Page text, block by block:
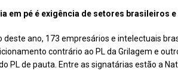
em pé é exigência de setores brasileiros
deste ano, 173 empresários e intelectuais
contrário ao PL da Grilagem e
PL de pauta. Entre as signatárias estão a